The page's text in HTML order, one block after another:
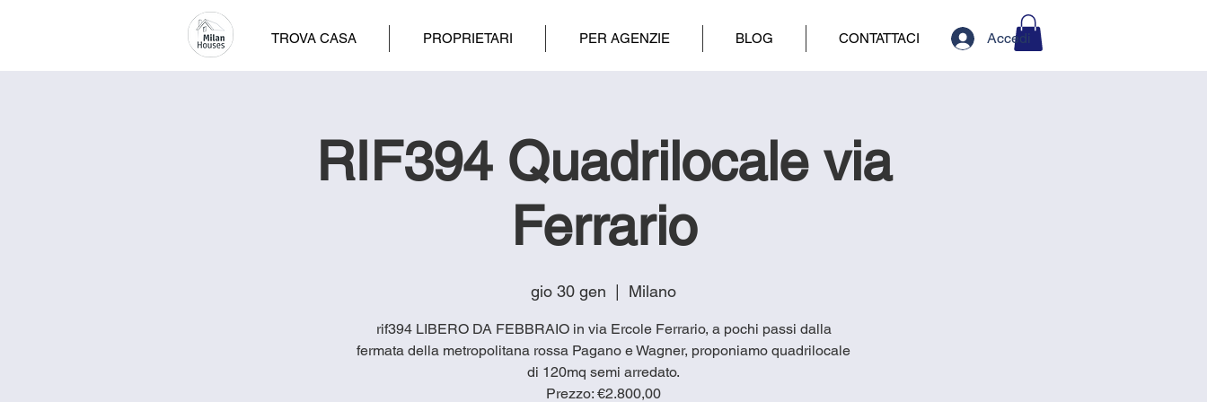
TROVA CASA PROPRIETARI PER AGENZIE BLOG CONTATTACI Accedi
RIF394 Quadrilocale via
Ferrario
gio 30 gen
  |
Milano
rif394 LIBERO DA FEBBRAIO in via Ercole Ferrario, a pochi passi dalla
fermata della metropolitana rossa Pagano e Wagner, proponiamo quadrilocale
di 120mq semi arredato.
Prezzo: €2.800,00